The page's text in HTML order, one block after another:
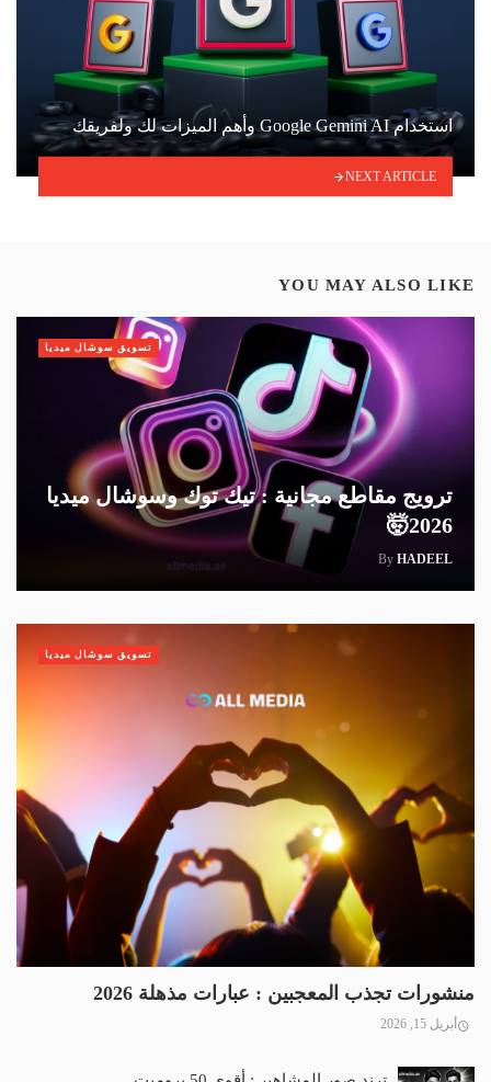
استخدام Google Gemini AI وأهم الميزات لك ولفريقك
NEXT ARTICLE
YOU MAY ALSO LIKE
ترويج مقاطع مجانية : تيك توك وسوشال ميديا
2026🤯
By HADEEL
تسويق سوشال ميديا
منشورات تجذب المعجبين : عبارات مذهلة 2026
أبريل 15, 2026
تسويق سوشال ميديا